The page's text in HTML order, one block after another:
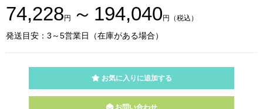
74,228 円 ～ 194,040 円（税込）
発送目安：3～5営業日（在庫がある場合）
お気に入りに追加する
お問い合わせ